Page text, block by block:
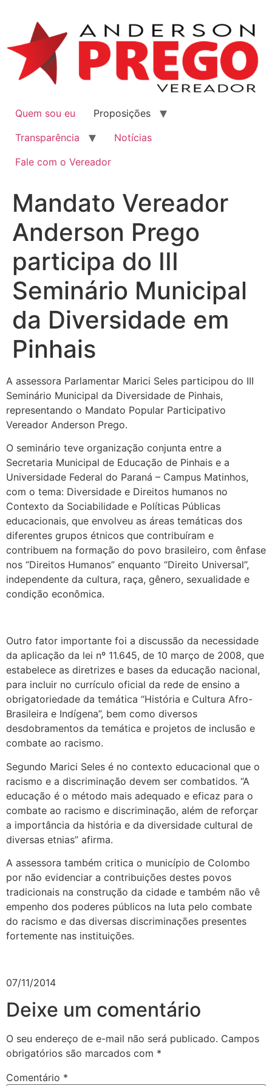
Quem sou eu
Proposições
Transparência
Notícias
Fale com o Vereador
Mandato Vereador
Anderson Prego
participa do III
Seminário Municipal
da Diversidade em
Pinhais
A assessora Parlamentar Marici Seles participou do III
Seminário Municipal da Diversidade de Pinhais,
representando o Mandato Popular Participativo
Vereador Anderson Prego.
O seminário teve organização conjunta entre a
Secretaria Municipal de Educação de Pinhais e a
Universidade Federal do Paraná – Campus Matinhos,
com o tema: Diversidade e Direitos humanos no
Contexto da Sociabilidade e Políticas Públicas
educacionais, que envolveu as áreas temáticas dos
diferentes grupos étnicos que contribuíram e
contribuem na formação do povo brasileiro, com ênfase
nos “Direitos Humanos” enquanto “Direito Universal”,
independente da cultura, raça, gênero, sexualidade e
condição econômica.
Outro fator importante foi a discussão da necessidade
da aplicação da lei nº 11.645, de 10 março de 2008, que
estabelece as diretrizes e bases da educação nacional,
para incluir no currículo oficial da rede de ensino a
obrigatoriedade da temática “História e Cultura Afro-
Brasileira e Indígena”, bem como diversos
desdobramentos da temática e projetos de inclusão e
combate ao racismo.
Segundo Marici Seles é no contexto educacional que o
racismo e a discriminação devem ser combatidos. “A
educação é o método mais adequado e eficaz para o
combate ao racismo e discriminação, além de reforçar
a importância da história e da diversidade cultural de
diversas etnias” afirma.
A assessora também critica o município de Colombo
por não evidenciar a contribuições destes povos
tradicionais na construção da cidade e também não vê
empenho dos poderes públicos na luta pelo combate
do racismo e das diversas discriminações presentes
fortemente nas instituições.
07/11/2014
Deixe um comentário
O seu endereço de e-mail não será publicado. Campos
obrigatórios são marcados com *
Comentário *